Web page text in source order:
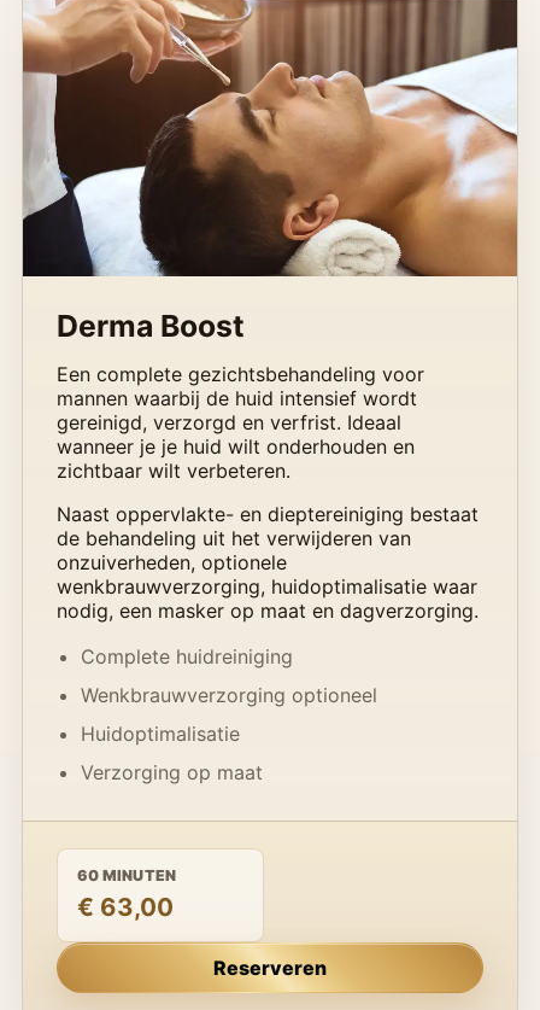
Derma Boost
Een complete gezichtsbehandeling voor
mannen waarbij de huid intensief wordt
gereinigd, verzorgd en verfrist. Ideaal
wanneer je je huid wilt onderhouden en
zichtbaar wilt verbeteren.
Naast oppervlakte- en dieptereiniging bestaat
de behandeling uit het verwijderen van
onzuiverheden, optionele
wenkbrauwverzorging, huidoptimalisatie waar
nodig, een masker op maat en dagverzorging.
Complete huidreiniging
Wenkbrauwverzorging optioneel
Huidoptimalisatie
Verzorging op maat
60 MINUTEN
€ 63,00
Reserveren